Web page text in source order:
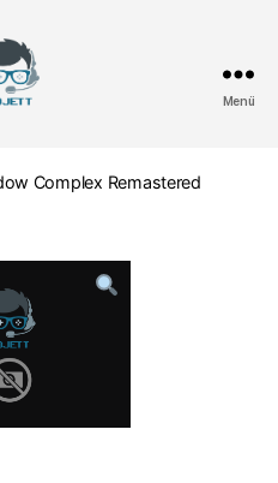
Menü
Complex Remastered